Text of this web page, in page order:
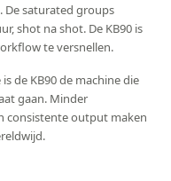
De saturated groups
shot na shot. De KB90 is
te versnellen.
de KB90 de machine die
gaan. Minder
consistente output maken